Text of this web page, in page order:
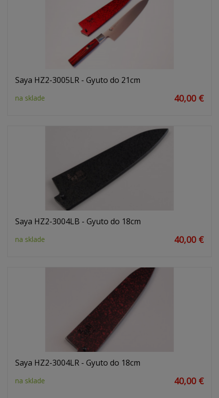
Saya HZ2-3005LR - Gyuto do 21cm
na sklade 40,00 €
Saya HZ2-3004LB - Gyuto do 18cm
na sklade 40,00 €
Saya HZ2-3004LR - Gyuto do 18cm
na sklade 40,00 €